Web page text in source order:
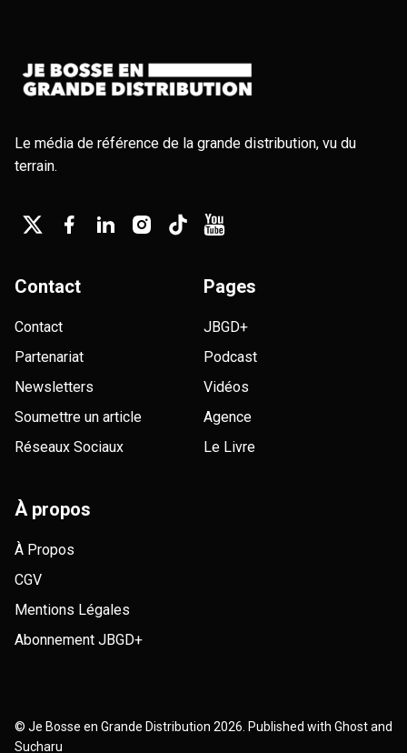
Le média de référence de la grande distribution, vu du
terrain.
Contact
Contact
Partenariat
Newsletters
Soumettre un article
Réseaux Sociaux
Pages
JBGD+
Podcast
Vidéos
Agence
Le Livre
À propos
À Propos
CGV
Mentions Légales
Abonnement JBGD+
© Je Bosse en Grande Distribution 2026. Published with Ghostand
Sucharu